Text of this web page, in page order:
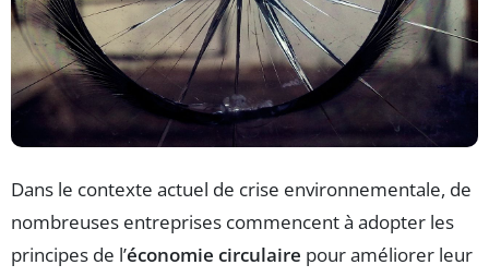
Dans le contexte actuel de crise environnementale, de
nombreuses entreprises commencent à adopter les
principes de l’économie circulaire pour améliorer leur